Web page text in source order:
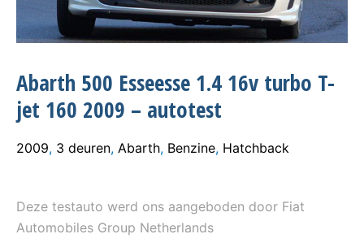
Abarth 500 Esseesse 1.4 16v turbo T-
jet 160 2009 – autotest
2009, 3 deuren, Abarth, Benzine, Hatchback
Deze testauto werd ons aangeboden door Fiat
Automobiles Group Netherlands